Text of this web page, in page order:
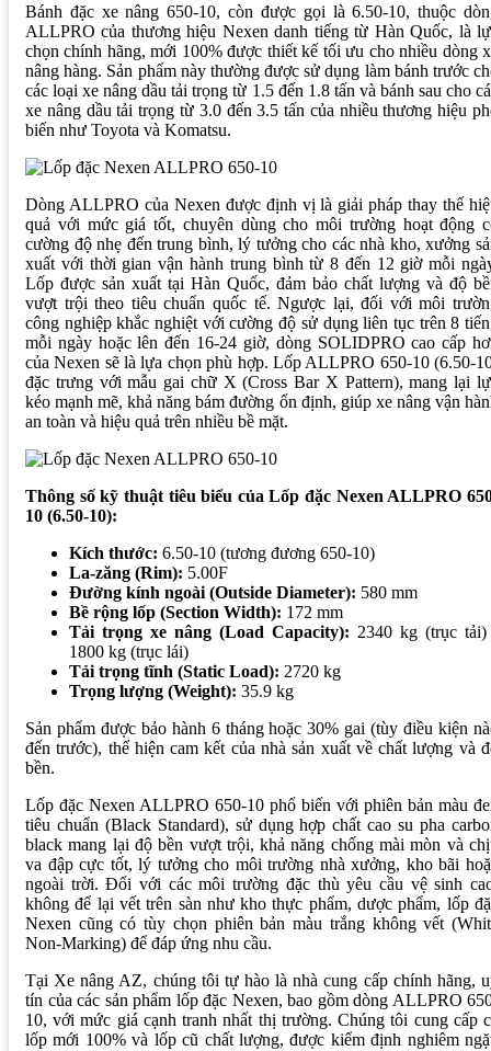
Bánh đặc xe nâng 650-10, còn được gọi là 6.50-10, thuộc
ALLPRO của thương hiệu Nexen danh tiếng từ Hàn Quốc, là
chọn chính hãng, mới 100% được thiết kế tối ưu cho nhiều dòng
nâng hàng. Sản phẩm này thường được sử dụng làm bánh trước
các loại xe nâng dầu tải trọng từ 1.5 đến 1.8 tấn và bánh sau cho
xe nâng dầu tải trọng từ 3.0 đến 3.5 tấn của nhiều thương hiệu
biến như Toyota và Komatsu.
Dòng ALLPRO của Nexen được định vị là giải pháp thay thế
quả với mức giá tốt, chuyên dùng cho môi trường hoạt động
cường độ nhẹ đến trung bình, lý tưởng cho các nhà kho, xưởng
xuất với thời gian vận hành trung bình từ 8 đến 12 giờ mỗi
Lốp được sản xuất tại Hàn Quốc, đảm bảo chất lượng và độ
vượt trội theo tiêu chuẩn quốc tế. Ngược lại, đối với môi
công nghiệp khắc nghiệt với cường độ sử dụng liên tục trên 8
mỗi ngày hoặc lên đến 16-24 giờ, dòng SOLIDPRO cao cấp
của Nexen sẽ là lựa chọn phù hợp. Lốp ALLPRO 650-10 (6.50-
đặc trưng với mẫu gai chữ X (Cross Bar X Pattern), mang lại
kéo mạnh mẽ, khả năng bám đường ổn định, giúp xe nâng vận
an toàn và hiệu quả trên nhiều bề mặt.
Thông số kỹ thuật tiêu biểu của Lốp đặc Nexen ALLPRO
10 (6.50-10):
Kích thước: 6.50-10 (tương đương 650-10)
La-zăng (Rim): 5.00F
Đường kính ngoài (Outside Diameter): 580 mm
Bề rộng lốp (Section Width): 172 mm
Tải trọng xe nâng (Load Capacity): 2340 kg (trục
1800 kg (trục lái)
Tải trọng tĩnh (Static Load): 2720 kg
Trọng lượng (Weight): 35.9 kg
Sản phẩm được bảo hành 6 tháng hoặc 30% gai (tùy điều kiện
đến trước), thể hiện cam kết của nhà sản xuất về chất lượng và
bền.
Lốp đặc Nexen ALLPRO 650-10 phổ biến với phiên bản màu
tiêu chuẩn (Black Standard), sử dụng hợp chất cao su pha
black mang lại độ bền vượt trội, khả năng chống mài mòn và
va đập cực tốt, lý tưởng cho môi trường nhà xưởng, kho bãi
ngoài trời. Đối với các môi trường đặc thù yêu cầu vệ sinh
không để lại vết trên sàn như kho thực phẩm, dược phẩm, lốp
Nexen cũng có tùy chọn phiên bản màu trắng không vết
Non-Marking) để đáp ứng nhu cầu.
Tại Xe nâng AZ, chúng tôi tự hào là nhà cung cấp chính hãng,
tín của các sản phẩm lốp đặc Nexen, bao gồm dòng ALLPRO
10, với mức giá cạnh tranh nhất thị trường. Chúng tôi cung cấp
lốp mới 100% và lốp cũ chất lượng, được kiểm định nghiêm